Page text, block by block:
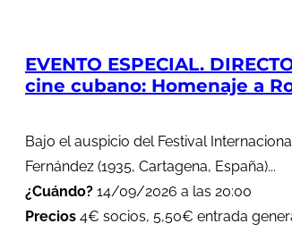
EVENTO ESPECIAL.
cine cubano: Homenaje a
Bajo el auspicio del Festival
Fernández (1935, Cartagena, España)...
¿Cuándo? 14/09/2026 a las 20:00
Precios 4€ socios, 5,50€ entrada